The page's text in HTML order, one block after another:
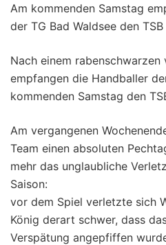
Am kommenden Samstag
der TG Bad Waldsee den
Nach einem rabenschwarzen
empfangen die Handballer
kommenden Samstag den
Am vergangenen
Team einen absoluten
mehr das unglaubliche
Saison: Bereits
vor dem Spiel verletzte sich
König derart schwer, dass
Verspätung angepfiffen